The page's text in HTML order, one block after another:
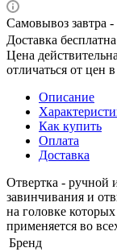
Самовывоз завтра -
Доставка
Цена
отличаться от цен
Описание
Как купить
Оплата
Доставка
Отвертка - ручной
завинчивания и
на головке
применяется во
Бренд